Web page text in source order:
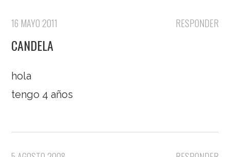
RESPONDER
16 MAYO 2011
CANDELA
hola
tengo 4 años